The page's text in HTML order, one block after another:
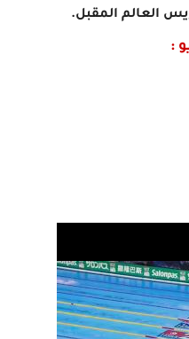
العالم المقبل.
: